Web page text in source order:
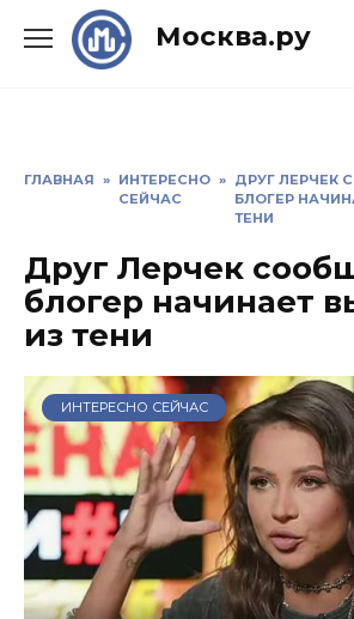
Москва.ру
ГЛАВНАЯ » ИНТЕРЕСНО
СЕЙЧАС
» ДРУГ ЛЕРЧЕК
БЛОГЕР
ТЕНИ
Друг Лерчек
блогер начинает
из тени
ИНТЕРЕСНО СЕЙЧАС